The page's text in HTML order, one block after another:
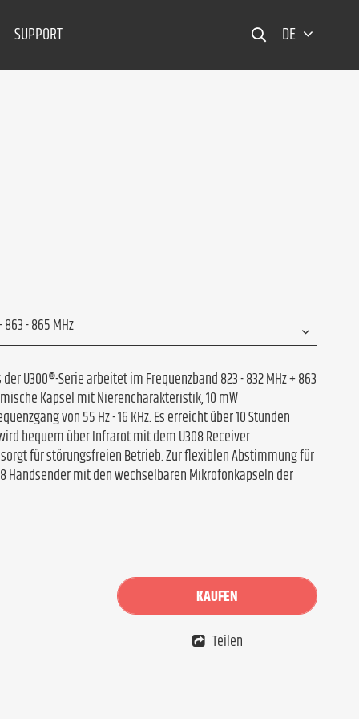
SUPPORT DE
U300®-Serie arbeitet im Frequenzband 823 - 832 MHz + 863
Kapsel mit Nierencharakteristik, 10 mW
von 55 Hz - 16 KHz. Es erreicht über 10 Stunden
bequem über Infrarot mit dem U308 Receiver
für störungsfreien Betrieb. Zur flexiblen Abstimmung für
Handsender mit den wechselbaren Mikrofonkapseln der
KAUFEN
Teilen